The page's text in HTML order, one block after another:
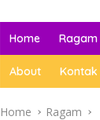
Home Ragam
About Kontak
Home Ragam